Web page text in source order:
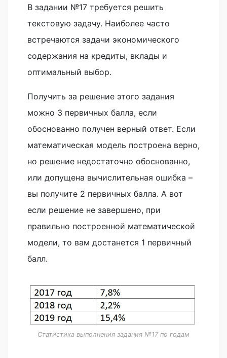
В задании №17 требуется решить
текстовую задачу. Наиболее часто
встречаются задачи экономического
содержания на кредиты, вклады и
оптимальный выбор.
Получить за решение этого задания
можно 3 первичных балла, если
обоснованно получен верный ответ. Если
математическая модель построена верно,
но решение недостаточно обоснованно,
или допущена вычислительная ошибка –
вы получите 2 первичных балла. А вот
если решение не завершено, при
правильно построенной математической
модели, то вам достанется 1 первичный
балл.
Статистика выполнения задания №17 по годам